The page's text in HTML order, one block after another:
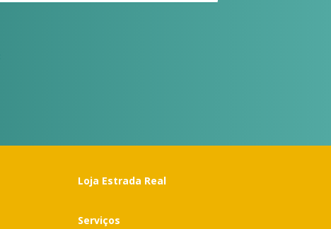
Loja Estrada Real
Serviços